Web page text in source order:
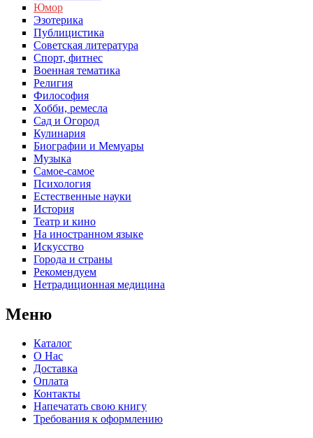
Юмор
Эзотерика
Публицистика
Советская литература
Спорт, фитнес
Военная тематика
Религия
Философия
Хобби, ремесла
Сад и Огород
Кулинария
Биографии и Мемуары
Музыка
Самое-самое
Психология
Естественные науки
История
Театр и кино
На иностранном языке
Искусство
Города и страны
Рекомендуем
Нетрадиционная медицина
Меню
Каталог
О Нас
Доставка
Оплата
Контакты
Напечатать свою книгу
Требования к оформлению